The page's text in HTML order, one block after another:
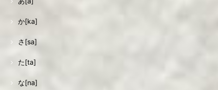
か[ka]
さ[sa]
た[ta]
な[na]